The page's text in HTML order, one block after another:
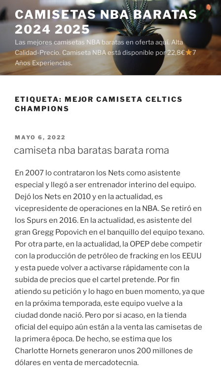
Saltar
al
contenido
CAMISETAS NBA BARATAS
2024 2025
Las mejores camisetas NBA baratas en oferta aquí. Alta
Calidad-Precio. Camiseta NBA está disponible por 22,8€
7
Años Experiencias.
ETIQUETA: MEJOR CAMISETA CELTICS
CHAMPIONS
PUBLICADO
MAYO 6, 2022
camiseta nba baratas barata roma
En 2007 lo contrataron los Nets como asistente
especial y llegó a ser entrenador interino del equipo.
Dejó los Nets en 2010 y en la actualidad, es
vicepresidente de operaciones en la NBA. Se retiró en
los Spurs en 2016. En la actualidad, es asistente del
gran Gregg Popovich en el banquillo del equipo texano.
Por otra parte, en la actualidad, la OPEP debe competir
con la producción de petróleo de fracking en los EEUU
y esta puede volver a activarse rápidamente con la
subida de precios que el cartel pretende. Por fin
atiendo su petición y lo hago en buen momento, ya que
en la próxima temporada, este equipo vuelve a la
ciudad donde nació. Pero por si acaso, en la tienda
oficial del equipo aún están a la venta las camisetas de
la primera época. De hecho, se estima que los
Charlotte Hornets generaron unos 200 millones de
dólares en venta de mercadotecnia.